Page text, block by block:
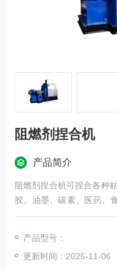
阻燃剂捏合机
产品简介
阻燃剂捏合机可捏合各种
胶、油墨、碳素、医药、
物料迅速反应，均匀混合。
产品型号：
更新时间：2025-11-06